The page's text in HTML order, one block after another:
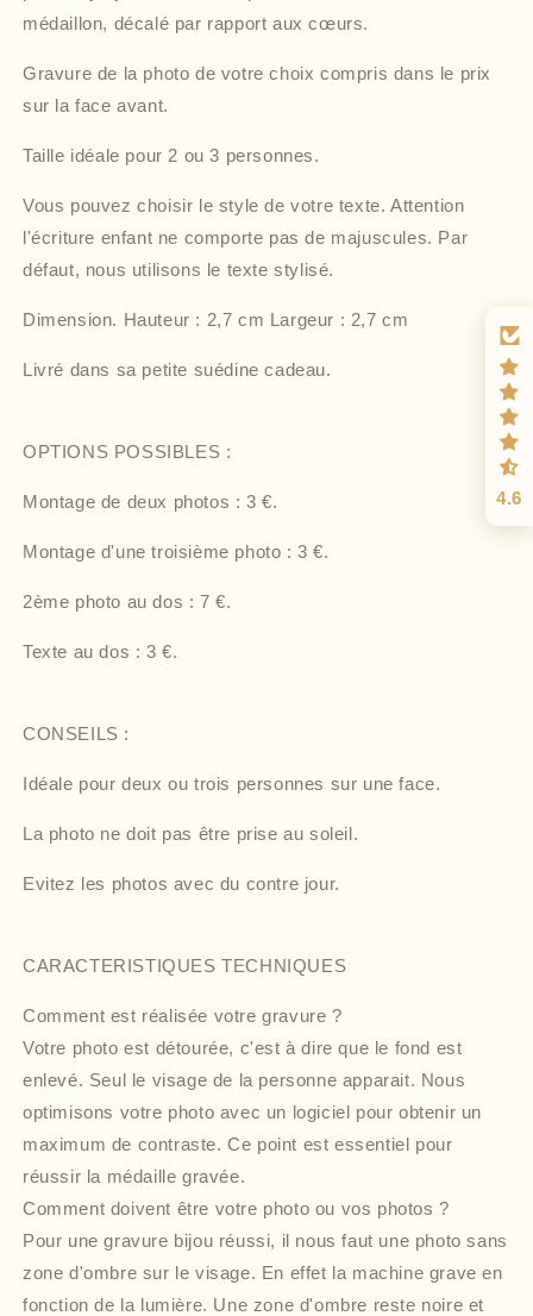
médaillon, décalé par rapport aux cœurs.
Gravure de la photo de votre choix compris dans le prix
sur la face avant.
Taille idéale pour 2 ou 3 personnes.
Vous pouvez choisir le style de votre texte. Attention
l'écriture enfant ne comporte pas de majuscules. Par
défaut, nous utilisons le texte stylisé.
Dimension. Hauteur : 2,7 cm Largeur : 2,7 cm
Livré dans sa petite suédine cadeau.
OPTIONS POSSIBLES :
Montage de deux photos : 3 €.
Montage d'une troisième photo : 3 €.
2ème photo au dos : 7 €.
Texte au dos : 3 €.
CONSEILS :
Idéale pour deux ou trois personnes sur une face.
La photo ne doit pas être prise au soleil.
Evitez les photos avec du contre jour.
CARACTERISTIQUES TECHNIQUES
Comment est réalisée votre gravure ?
Votre photo est détourée, c'est à dire que le fond est
enlevé. Seul le visage de la personne apparait. Nous
optimisons votre photo avec un logiciel pour obtenir un
maximum de contraste. Ce point est essentiel pour
réussir la médaille gravée.
Comment doivent être votre photo ou vos photos ?
Pour une gravure bijou réussi, il nous faut une photo sans
zone d'ombre sur le visage. En effet la machine grave en
fonction de la lumière. Une zone d'ombre reste noire et
4.6